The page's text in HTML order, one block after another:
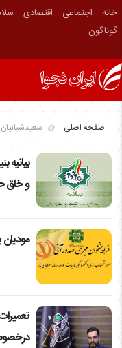
خانه اجتماعی اقتصادی
گوناگون
صفحه اصلی سعیدشبانیان
بیانیه
و خلق
مودیان